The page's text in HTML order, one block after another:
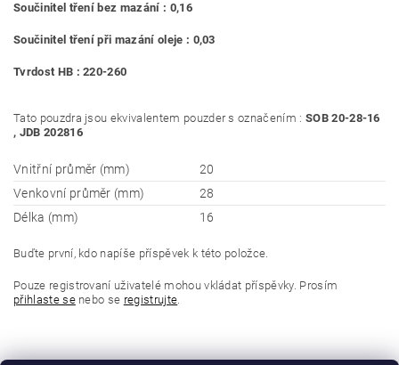
Součinitel tření bez mazání : 0,16
Součinitel tření při mazání oleje : 0,03
Tvrdost HB : 220-260
Tato pouzdra jsou ekvivalentem pouzder s označením : SOB 20-28-16
, JDB 202816
Vnitřní průměr (mm)
20
Venkovní průměr (mm)
28
Délka (mm)
16
Buďte první, kdo napíše příspěvek k této položce.
Pouze registrovaní uživatelé mohou vkládat příspěvky. Prosím
přihlaste senebo se registrujte.